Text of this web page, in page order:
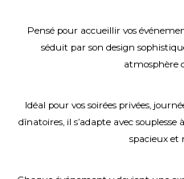
Pensé pour accueillir vos
séduit par son design
atmosphère
Idéal pour vos soirées privées,
dînatoires, il s’adapte avec
spacieux et